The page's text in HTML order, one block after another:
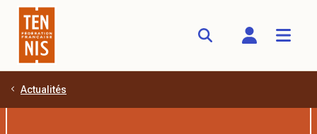
Aller au contenu principal
Actualités